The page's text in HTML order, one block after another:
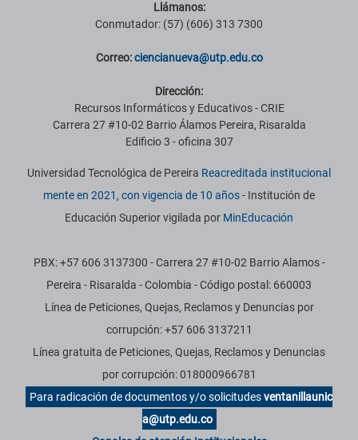
Llámanos:
Conmutador: (57) (606) 313 7300
Correo:ciencianueva@utp.edu.co
Dirección:
Recursos Informáticos y Educativos - CRIE
Carrera 27 #10-02 Barrio Álamos Pereira, Risaralda
Edificio 3 - oficina 307
Universidad Tecnológica de Pereira Reacreditada institucional
mente en 2021, con vigencia de 10 años- Institución de
Educación Superior vigilada por MinEducación
PBX: +57 606 3137300 - Carrera 27 #10-02 Barrio Alamos -
Pereira - Risaralda - Colombia - Código postal: 660003
Línea de Peticiones, Quejas, Reclamos y Denuncias por
corrupción: +57 606 3137211
Línea gratuita de Peticiones, Quejas, Reclamos y Denuncias
por corrupción: 018000966781
Para radicación de documentos y/o solicitudesventanillaunic
a@utp.edu.co